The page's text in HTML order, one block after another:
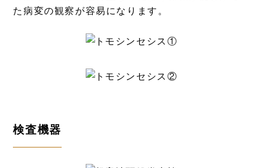
た病変の観察が容易になります。
検査機器